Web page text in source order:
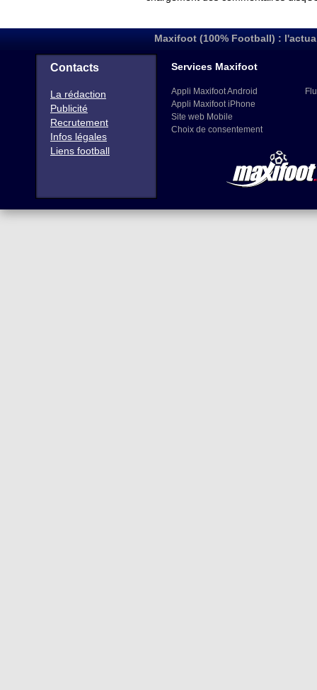
Maxifoot (100% Football) :
Contacts
La rédaction
Publicité
Recrutement
Infos légales
Liens football
Services Maxifoot
Appli Maxifoot Android
Appli Maxifoot iPhone
Site web Mobile
Choix de consentement